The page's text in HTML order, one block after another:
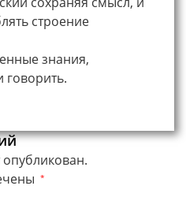
строение
знания,
говорить.
*